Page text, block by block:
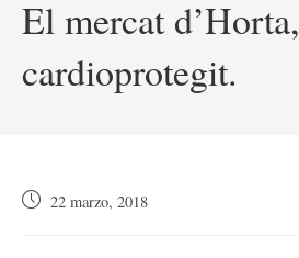
El mercat d’Horta,
cardioprotegit.
Publicación
22 marzo, 2018